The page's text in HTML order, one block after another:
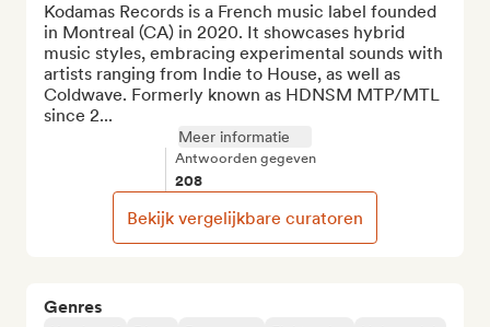
Genres
Kodamas Records is a French music label founded
in Montreal (CA) in 2020. It showcases hybrid
music styles, embracing experimental sounds with
artists ranging from Indie to House, as well as
Coldwave. Formerly known as HDNSM MTP/MTL
since 2...
Meer informatie
Antwoorden gegeven
208
Bekijk vergelijkbare curatoren